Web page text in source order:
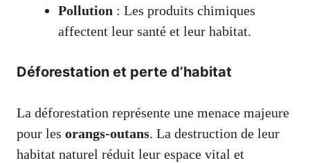
Pollution : Les produits chimiques
affectent leur santé et leur habitat.
Déforestation et perte d’habitat
La déforestation représente une menace majeure
pour les orangs-outans. La destruction de leur
habitat naturel réduit leur espace vital et